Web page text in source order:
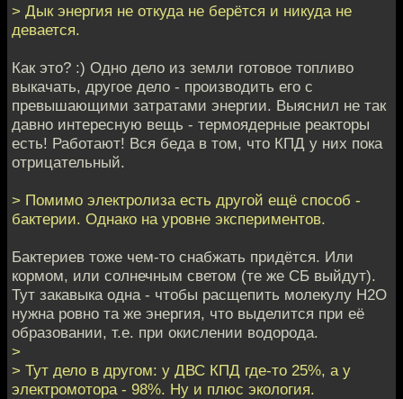
> Дык энергия не откуда не берётся и никуда не
девается.
Как это? :) Одно дело из земли готовое топливо
выкачать, другое дело - производить его с
превышающими затратами энергии. Выяснил не так
давно интересную вещь - термоядерные реакторы
есть! Работают! Вся беда в том, что КПД у них пока
отрицательный.
> Помимо электролиза есть другой ещё способ -
бактерии. Однако на уровне экспериментов.
Бактериев тоже чем-то снабжать придётся. Или
кормом, или солнечным светом (те же СБ выйдут).
Тут закавыка одна - чтобы расщепить молекулу Н2О
нужна ровно та же энергия, что выделится при её
образовании, т.е. при окислении водорода.
>
> Тут дело в другом: у ДВС КПД где-то 25%, а у
электромотора - 98%. Ну и плюс экология.